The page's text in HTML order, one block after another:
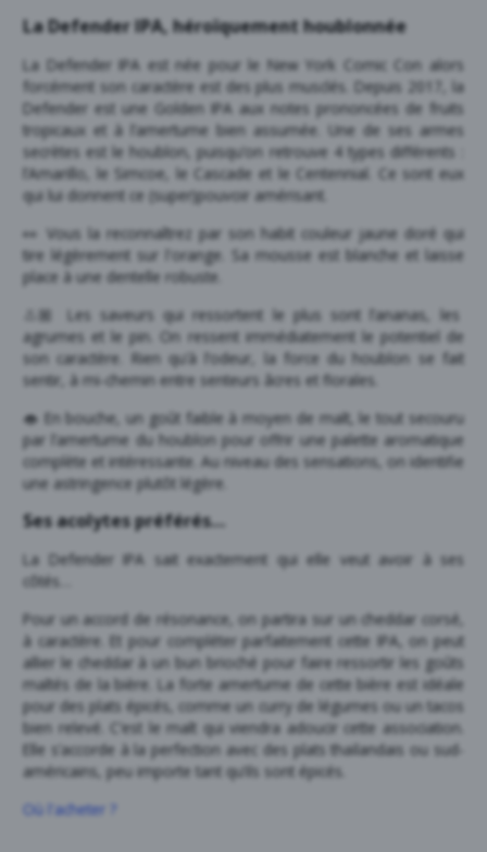
La Defender IPA, héroïquement houblonnée
La Defender IPA est née pour le New York Comic Con alors
forcément son caractère est des plus musclés. Depuis 2017, la
Defender est une Golden IPA aux notes prononcées de fruits
tropicaux et à l’amertume bien assumée. Une de ses armes
secrètes est le houblon, puisqu’on retrouve 4 types différents :
l’Amarillo, le Simcoe, le Cascade et le Centennial. Ce sont eux
qui lui donnent ce (super)pouvoir amérisant.
👀 Vous la reconnaîtrez par son habit couleur jaune doré qui
tire légèrement sur l'orange. Sa mousse est blanche et laisse
place à une dentelle robuste.
👃🏼 Les saveurs qui ressortent le plus sont l’ananas, les
agrumes et le pin. On ressent immédiatement le potentiel de
son caractère. Rien qu’à l’odeur, la force du houblon se fait
sentir, à mi-chemin entre senteurs âcres et florales.
👄 En bouche, un goût faible à moyen de malt, le tout secouru
par l’amertume du houblon pour offrir une palette aromatique
complète et intéressante. Au niveau des sensations, on identifie
une astringence plutôt légère.
Ses acolytes préférés…
La Defender IPA sait exactement qui elle veut avoir à ses
côtés…
Pour un accord de résonance, on partira sur un cheddar corsé,
à caractère. Et pour compléter parfaitement cette IPA, on peut
allier le cheddar à un bun brioché pour faire ressortir les goûts
maltés de la bière. La forte amertume de cette bière est idéale
pour des plats épicés, comme un curry de légumes ou un tacos
bien relevé. C’est le malt qui viendra adoucir cette association.
Elle s’accorde à la perfection avec des plats thaïlandais ou sud-
américains, peu importe tant qu’ils sont épicés.
Où l'acheter ?